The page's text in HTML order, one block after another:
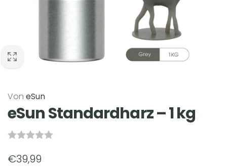
Von eSun
eSun Standardharz – 1 kg
Normaler
€39,99